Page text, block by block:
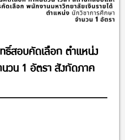
ธิ์สอบคัดเลือก ตำแหน่ง
วน 1 อัตรา สังกัดภาค